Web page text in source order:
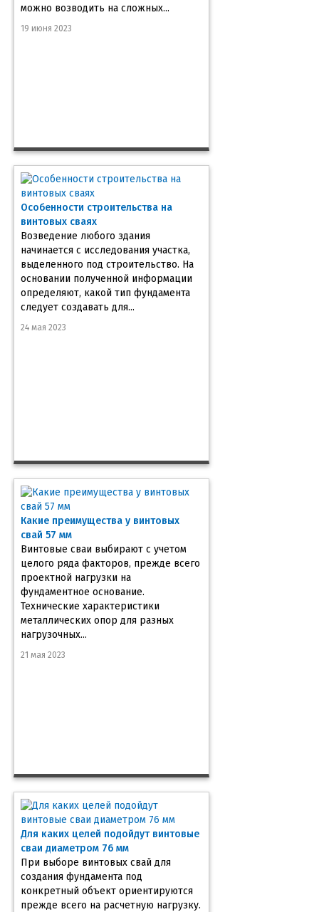
можно возводить на сложных...
19 июня 2023
Особенности строительства на
винтовых сваях
Возведение любого здания
начинается с исследования участка,
выделенного под строительство. На
основании полученной информации
определяют, какой тип фундамента
следует создавать для...
24 мая 2023
Какие преимущества у винтовых
свай 57 мм
Винтовые сваи выбирают с учетом
целого ряда факторов, прежде всего
проектной нагрузки на
фундаментное основание.
Технические характеристики
металлических опор для разных
нагрузочных...
21 мая 2023
Для каких целей подойдут винтовые
сваи диаметром 76 мм
При выборе винтовых свай для
создания фундамента под
конкретный объект ориентируются
прежде всего на расчетную нагрузку.